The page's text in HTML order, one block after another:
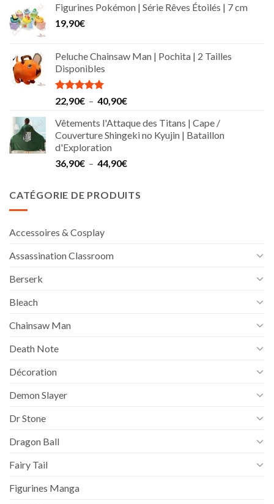
Figurines Pokémon | Série Rêves Étoilés | 7 cm
19,90€
Peluche Chainsaw Man | Pochita | 2 Tailles
Disponibles
Note5.00
sur 5
22,90€ – 40,90€Plage
prix :
22,90€
40,90€
Vêtements l'Attaque des Titans | Cape /
Couverture Shingeki no Kyujin | Bataillon
d'Exploration
36,90€ – 44,90€Plage
36,90€
CATÉGORIE DE PRODUITS
Accessoires & Cosplay
Assassination Classroom
Berserk
Bleach
Chainsaw Man
Death Note
Décoration
Demon Slayer
Dr Stone
Dragon Ball
Fairy Tail
Figurines Manga